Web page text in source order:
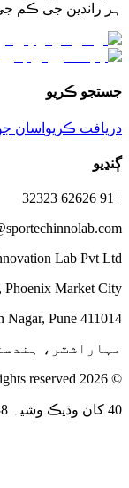
ہر راندین جی ڪم
جستجو ڪریو
دریافت ڪریو اسان
ڳنڍیو
+91 62626 32323
Lab Pvt Ltd
Phoenix Market City
Nagar, Pune 411014
مہاراشٽر،
© 2026 SporTech Innovation Lab Pvt Ltd. All rights reserved.
40 کان وڌیڪ وشیہ 38 ڪردار 22 ٻولیون سدائین لاء مفت